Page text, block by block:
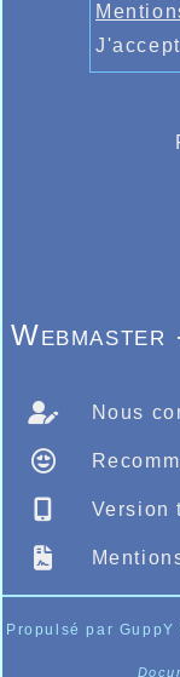
Nous
Version
Propulsé par GuppY